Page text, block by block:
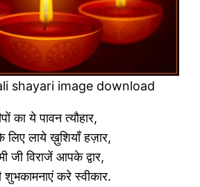
shayari image download
का ये पावन त्यौहार,
लाये ख़ुशियाँ हज़ार,
जी विराजें आपके द्वार,
शुभकामनाएं करे स्वीकार.